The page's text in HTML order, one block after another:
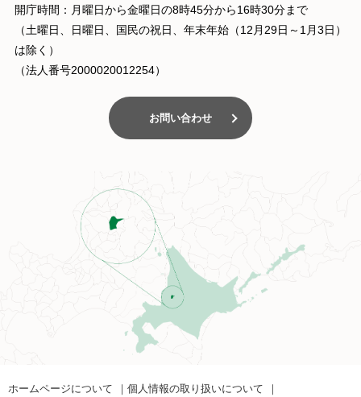
開庁時間：月曜日から金曜日の8時45分から16時30分まで
（土曜日、日曜日、国民の祝日、年末年始（12月29日～1月3日）
は除く）
（法人番号2000020012254）
お問い合わせ
ホームページについて 個人情報の取り扱いについて